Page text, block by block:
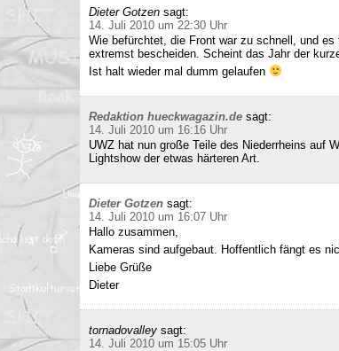
Dieter Gotzen sagt:
14. Juli 2010 um 22:30 Uhr
Wie befürchtet, die Front war zu schnell, und
extremst bescheiden. Scheint das Jahr der
Ist halt wieder mal dumm gelaufen
Redaktion hueckwagazin.de sagt:
14. Juli 2010 um 16:16 Uhr
UWZ hat nun große Teile des Niederrheins auf
Lightshow der etwas härteren Art.
Dieter Gotzen sagt:
14. Juli 2010 um 16:07 Uhr
Hallo zusammen,
Kameras sind aufgebaut. Hoffentlich fängt es
Liebe Grüße
Dieter
tornadovalley sagt:
14. Juli 2010 um 15:05 Uhr